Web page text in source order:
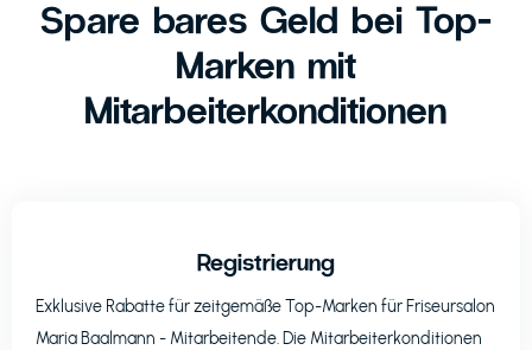
Spare bares Geld bei Top-
Marken mit
Mitarbeiterkonditionen
Registrierung
Exklusive Rabatte für zeitgemäße Top-Marken für Friseursalon
Maria Baalmann - Mitarbeitende. Die Mitarbeiterkonditionen